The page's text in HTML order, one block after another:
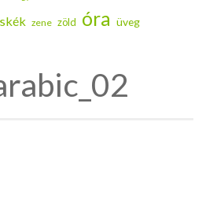
zene zöld óra üveg